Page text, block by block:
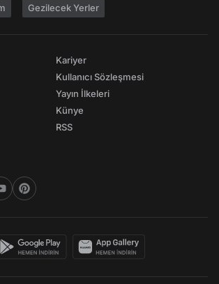
Gezilecek Yerler
Kariyer
Kullanıcı Sözleşmesi
Yayın İlkeleri
Künye
RSS